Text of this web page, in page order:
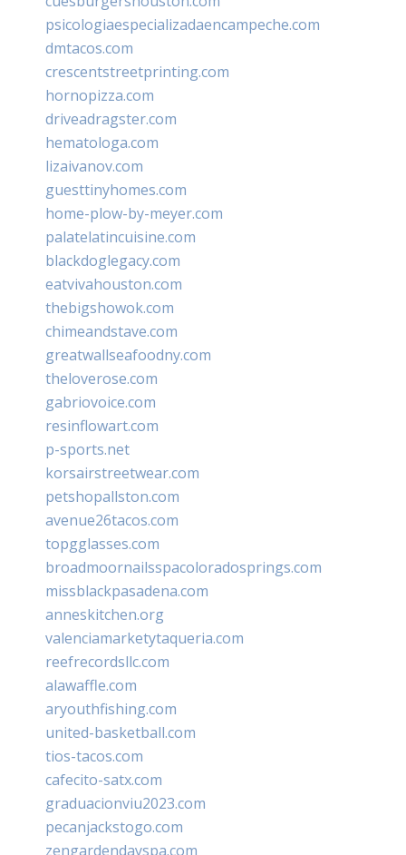
psicologiaespecializadaencampeche.com
dmtacos.com
crescentstreetprinting.com
hornopizza.com
driveadragster.com
hematologa.com
lizaivanov.com
guesttinyhomes.com
home-plow-by-meyer.com
palatelatincuisine.com
blackdoglegacy.com
eatvivahouston.com
thebigshowok.com
chimeandstave.com
greatwallseafoodny.com
theloverose.com
gabriovoice.com
resinflowart.com
p-sports.net
korsairstreetwear.com
petshopallston.com
avenue26tacos.com
topgglasses.com
broadmoornailsspacoloradosprings.com
missblackpasadena.com
anneskitchen.org
valenciamarketytaqueria.com
reefrecordsllc.com
alawaffle.com
aryouthfishing.com
united-basketball.com
tios-tacos.com
cafecito-satx.com
graduacionviu2023.com
pecanjackstogo.com
zengardendayspa.com